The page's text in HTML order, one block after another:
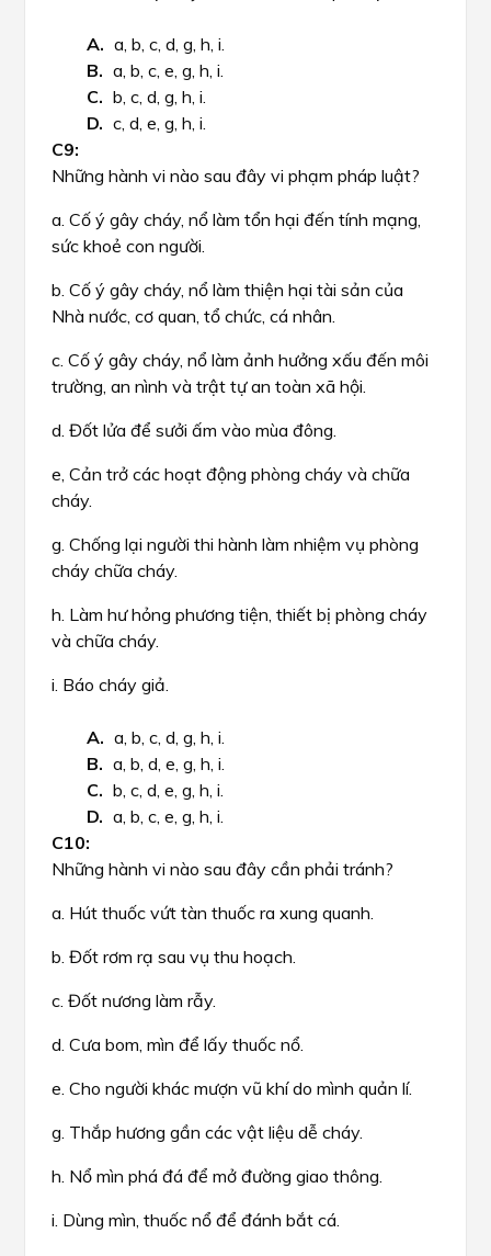
a, b, c, d, g, h, i.
a, b, c, e, g, h, i.
b, c, d, g, h, i.
c, d, e, g, h, i.
Những hành vi nào sau đây vi phạm pháp luật?
a. Cố ý gây cháy, nổ làm tổn hại đến tính mạng,
sức khoẻ con người.
b. Cố ý gây cháy, nổ làm thiện hại tài sản của
Nhà nước, cơ quan, tổ chức, cá nhân.
c. Cố ý gây cháy, nổ làm ảnh hưởng xấu đến môi
trường, an nình và trật tự an toàn xã hội.
d. Đốt lửa để sưởi ấm vào mùa đông.
e, Cản trở các hoạt động phòng cháy và chữa
cháy.
g. Chống lại người thi hành làm nhiệm vụ phòng
cháy chữa cháy.
h. Làm hư hỏng phương tiện, thiết bị phòng cháy
và chữa cháy.
i. Báo cháy giả.
a, b, c, d, g, h, i.
a, b, d, e, g, h, i.
b, c, d, e, g, h, i.
a, b, c, e, g, h, i.
Những hành vi nào sau đây cần phải tránh?
a. Hút thuốc vứt tàn thuốc ra xung quanh.
b. Đốt rơm rạ sau vụ thu hoạch.
c. Đốt nương làm rẫy.
d. Cưa bom, mìn để lấy thuốc nổ.
e. Cho người khác mượn vũ khí do mình quản lí.
g. Thắp hương gần các vật liệu dễ cháy.
h. Nổ mìn phá đá để mở đường giao thông.
i. Dùng mìn, thuốc nổ để đánh bắt cá.